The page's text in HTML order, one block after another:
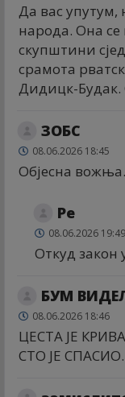
Да вас упутум,
народа. Она
скупштини
срамота
Дидицк-Будак.
ЗОБС
08.06.2026 18:45
Објесна
Ре
08.06.2026 19:49
Откуд закон
БУМ
08.06.2026 18:46
ЦЕСТА ЈЕ
СТО ЈЕ